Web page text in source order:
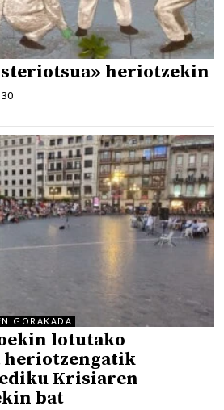
heriotzekin
GORAKADA
lotutako
heriotzengatik
Krisiaren
bat